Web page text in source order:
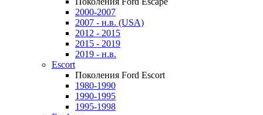
2000-2007
2007 - н.в. (USA)
2012 - 2015
2015 - 2019
2019 - н.в.
Escort
Поколения Ford Escort
1980-1990
1990-1995
1995-1998